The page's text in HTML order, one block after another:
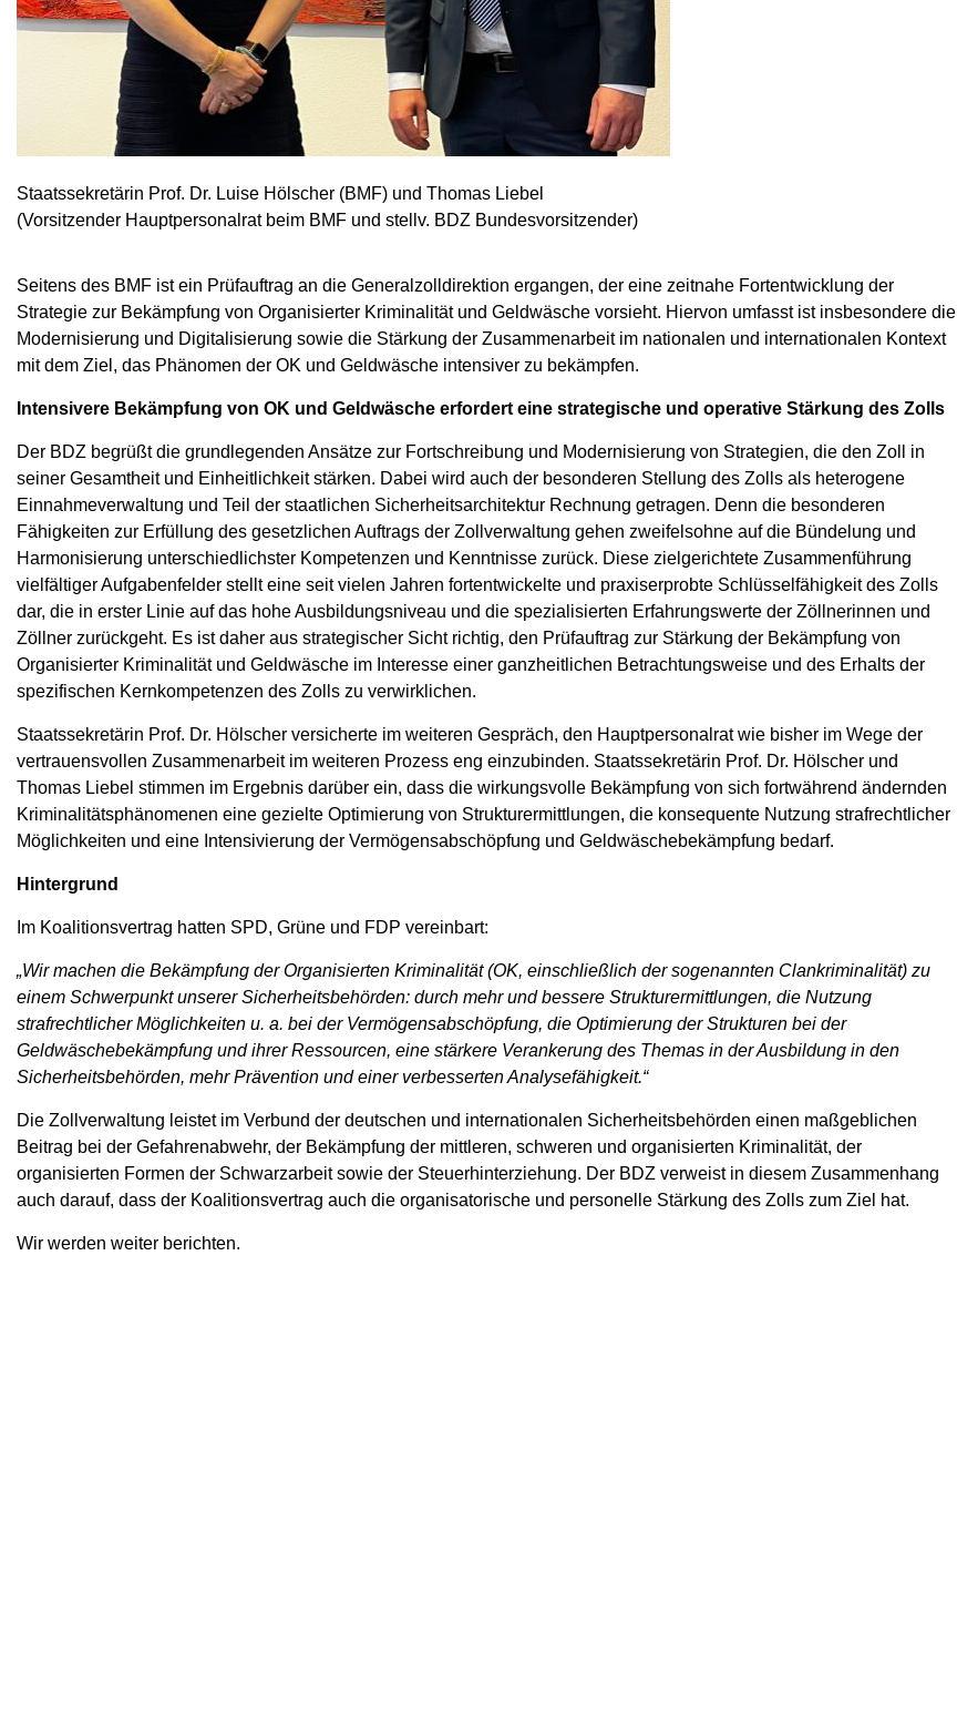
Staatssekretärin Prof. Dr. Luise Hölscher (BMF) und Thomas Liebel
(Vorsitzender Hauptpersonalrat beim BMF und stellv. BDZ Bundesvorsitzender)
Seitens des BMF ist ein Prüfauftrag an die Generalzolldirektion ergangen, der eine zeitnahe Fortentwicklung der
Strategie zur Bekämpfung von Organisierter Kriminalität und Geldwäsche vorsieht. Hiervon umfasst ist insbesondere die
Modernisierung und Digitalisierung sowie die Stärkung der Zusammenarbeit im nationalen und internationalen Kontext
mit dem Ziel, das Phänomen der OK und Geldwäsche intensiver zu bekämpfen.
Intensivere Bekämpfung von OK und Geldwäsche erfordert eine strategische und operative Stärkung des Zolls
Der BDZ begrüßt die grundlegenden Ansätze zur Fortschreibung und Modernisierung von Strategien, die den Zoll in
seiner Gesamtheit und Einheitlichkeit stärken. Dabei wird auch der besonderen Stellung des Zolls als heterogene
Einnahmeverwaltung und Teil der staatlichen Sicherheitsarchitektur Rechnung getragen. Denn die besonderen
Fähigkeiten zur Erfüllung des gesetzlichen Auftrags der Zollverwaltung gehen zweifelsohne auf die Bündelung und
Harmonisierung unterschiedlichster Kompetenzen und Kenntnisse zurück. Diese zielgerichtete Zusammenführung
vielfältiger Aufgabenfelder stellt eine seit vielen Jahren fortentwickelte und praxiserprobte Schlüsselfähigkeit des Zolls
dar, die in erster Linie auf das hohe Ausbildungsniveau und die spezialisierten Erfahrungswerte der Zöllnerinnen und
Zöllner zurückgeht. Es ist daher aus strategischer Sicht richtig, den Prüfauftrag zur Stärkung der Bekämpfung von
Organisierter Kriminalität und Geldwäsche im Interesse einer ganzheitlichen Betrachtungsweise und des Erhalts der
spezifischen Kernkompetenzen des Zolls zu verwirklichen.
Staatssekretärin Prof. Dr. Hölscher versicherte im weiteren Gespräch, den Hauptpersonalrat wie bisher im Wege der
vertrauensvollen Zusammenarbeit im weiteren Prozess eng einzubinden. Staatssekretärin Prof. Dr. Hölscher und
Thomas Liebel stimmen im Ergebnis darüber ein, dass die wirkungsvolle Bekämpfung von sich fortwährend ändernden
Kriminalitätsphänomenen eine gezielte Optimierung von Strukturermittlungen, die konsequente Nutzung strafrechtlicher
Möglichkeiten und eine Intensivierung der Vermögensabschöpfung und Geldwäschebekämpfung bedarf.
Hintergrund
Im Koalitionsvertrag hatten SPD, Grüne und FDP vereinbart:
„Wir machen die Bekämpfung der Organisierten Kriminalität (OK, einschließlich der sogenannten Clankriminalität) zu
einem Schwerpunkt unserer Sicherheitsbehörden: durch mehr und bessere Strukturermittlungen, die Nutzung
strafrechtlicher Möglichkeiten u. a. bei der Vermögensabschöpfung, die Optimierung der Strukturen bei der
Geldwäschebekämpfung und ihrer Ressourcen, eine stärkere Verankerung des Themas in der Ausbildung in den
Sicherheitsbehörden, mehr Prävention und einer verbesserten Analysefähigkeit.“
Die Zollverwaltung leistet im Verbund der deutschen und internationalen Sicherheitsbehörden einen maßgeblichen
Beitrag bei der Gefahrenabwehr, der Bekämpfung der mittleren, schweren und organisierten Kriminalität, der
organisierten Formen der Schwarzarbeit sowie der Steuerhinterziehung. Der BDZ verweist in diesem Zusammenhang
auch darauf, dass der Koalitionsvertrag auch die organisatorische und personelle Stärkung des Zolls zum Ziel hat.
Wir werden weiter berichten.